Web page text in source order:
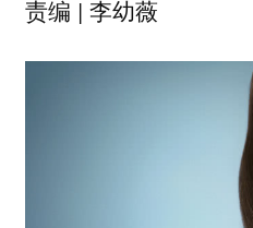
责编 | 李幼薇